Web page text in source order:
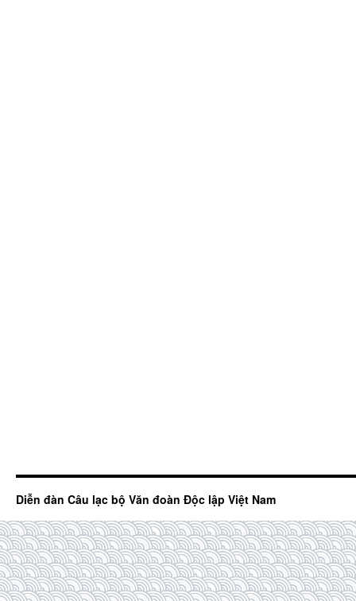
Diễn đàn Câu lạc bộ Văn đoàn Độc lập Việt Nam